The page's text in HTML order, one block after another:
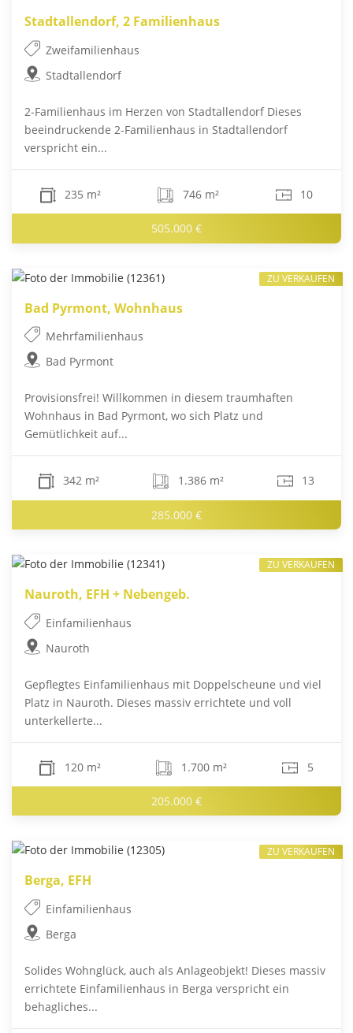
Stadtallendorf, 2 Familienhaus
Zweifamilienhaus
Stadtallendorf
2-Familienhaus im Herzen von Stadtallendorf Dieses
beeindruckende 2-Familienhaus in Stadtallendorf
verspricht ein...
235 m² 746 m² 10
505.000 €
Bad Pyrmont, Wohnhaus
Mehrfamilienhaus
Bad Pyrmont
Provisionsfrei! Willkommen in diesem traumhaften
Wohnhaus in Bad Pyrmont, wo sich Platz und
Gemütlichkeit auf...
342 m² 1.386 m² 13
285.000 €
ZU VERKAUFEN
Nauroth, EFH + Nebengeb.
Einfamilienhaus
Nauroth
Gepflegtes Einfamilienhaus mit Doppelscheune und viel
Platz in Nauroth. Dieses massiv errichtete und voll
unterkellerte...
120 m² 1.700 m² 5
205.000 €
ZU VERKAUFEN
Berga, EFH
Einfamilienhaus
Berga
Solides Wohnglück, auch als Anlageobjekt! Dieses massiv
errichtete Einfamilienhaus in Berga verspricht ein
behagliches...
ZU VERKAUFEN